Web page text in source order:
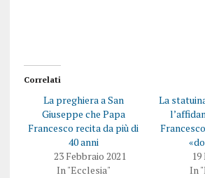
Correlati
La preghiera a San
Giuseppe che Papa
Francesco recita da più di
40 anni
23 Febbraio 2021
In "Ecclesia"
La
In